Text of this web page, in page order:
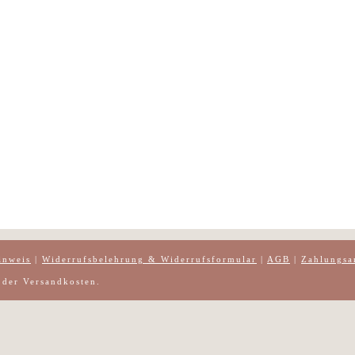
| Widerrufsbelehrung & Widerrufsformular | AGB |
Versandkosten.